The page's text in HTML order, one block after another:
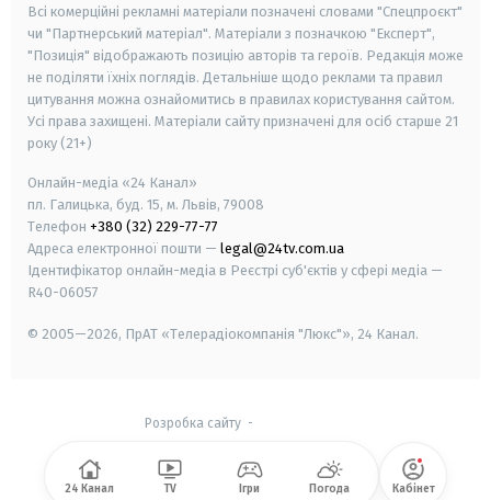
Всі комерційні рекламні матеріали позначені словами "Спецпроєкт"
чи "Партнерський матеріал". Матеріали з позначкою "Експерт",
"Позиція" відображають позицію авторів та героїв. Редакція може
не поділяти їхніх поглядів. Детальніше щодо реклами та правил
цитування можна ознайомитись в правилах користування сайтом.
Усі права захищені. Матеріали сайту призначені для осіб старше 21
року (21+)
Онлайн-медіа «24 Канал»
пл. Галицька, буд. 15, м. Львів, 79008
Телефон +380 (32) 229-77-77
Адреса електронної пошти — legal@24tv.com.ua
Ідентифікатор онлайн-медіа в Реєстрі суб'єктів у сфері медіа —
R40-06057
© 2005—2026, ПрАТ «Телерадіокомпанія "Люкс"», 24 Канал.
Розробка сайту-
24 Канал TV Ігри Погода Кабінет